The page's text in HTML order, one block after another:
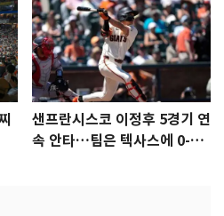
샌프란시스코 이정후 5경기 연
속 안타…팀은 텍사스에 0-6